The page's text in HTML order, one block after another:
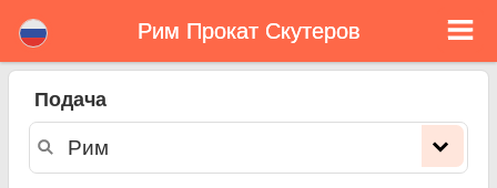
Рим прокат скутеров
Рим прокат скутеров - ставки аренды. Дешевые цены аренда скутеров в Рим. Прокат скутеров в Рим. Рим арендный парк
сайте. Мгновенно можно взять напрокат в скутеров в Рим - Неограниченный пробег, GPS, скутеров оснащение для
верховой езды, приграничного аренды.
Рим Прокат Скутеров
Подача